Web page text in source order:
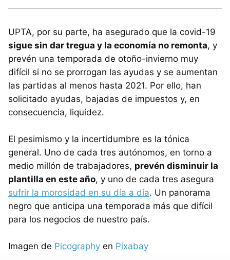
UPTA, por su parte, ha asegurado que la covid-19
sigue sin dar tregua y la economía no remonta, y
prevén una temporada de otoño-invierno muy
difícil si no se prorrogan las ayudas y se aumentan
las partidas al menos hasta 2021. Por ello, han
solicitado ayudas, bajadas de impuestos y, en
consecuencia, liquidez.
El pesimismo y la incertidumbre es la tónica
general. Uno de cada tres autónomos, en torno a
medio millón de trabajadores, prevén disminuir la
plantilla en este año, y uno de cada tres asegura
sufrir la morosidad en su día a día. Un panorama
negro que anticipa una temporada más que difícil
para los negocios de nuestro país.
Imagen de Picography en Pixabay